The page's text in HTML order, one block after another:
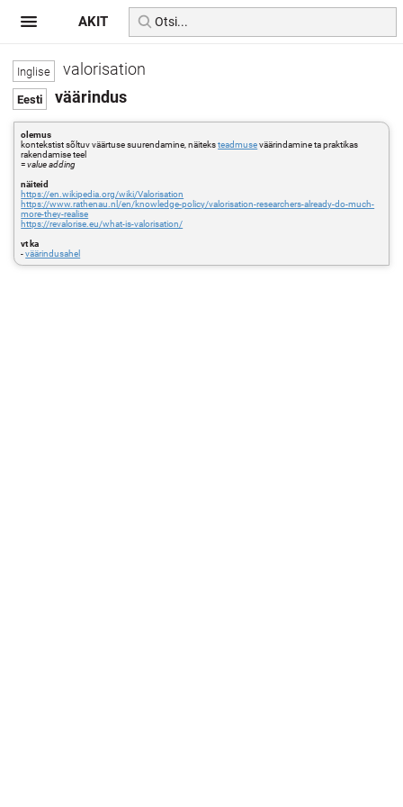
valorisation
väärindus
olemus
kontekstist sõltuv väärtuse suurendamine, näiteksteadmuseväärindamine ta praktikas
rakendamise teel
=value adding
näiteid
https://en.wikipedia.org/wiki/Valorisation
https://www.rathenau.nl/en/knowledge-policy/valorisation-researchers-already-do-much-
more-they-realise
https://revalorise.eu/what-is-valorisation/
vt ka
-väärindusahel
AKIT